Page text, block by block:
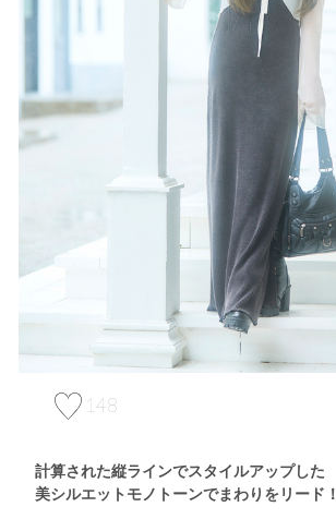
148
計算された縦ラインでスタイルアップした
美シルエットモノトーンでまわりをリード！